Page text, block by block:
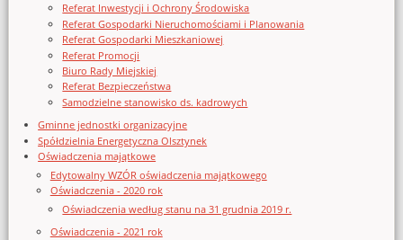
Referat Inwestycji i Ochrony Środowiska
Referat Gospodarki Nieruchomościami i Planowania
Referat Gospodarki Mieszkaniowej
Referat Promocji
Biuro Rady Miejskiej
Referat Bezpieczeństwa
Samodzielne stanowisko ds. kadrowych
Gminne jednostki organizacyjne
Spółdzielnia Energetyczna Olsztynek
Oświadczenia majątkowe
Edytowalny WZÓR oświadczenia majątkowego
Oświadczenia - 2020 rok
Oświadczenia według stanu na 31 grudnia 2019 r.
Oświadczenia - 2021 rok